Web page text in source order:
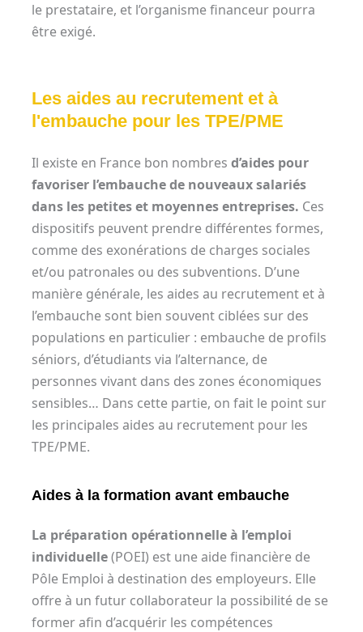
le prestataire, et l’organisme financeur pourra
être exigé.
Les aides au recrutement et à
l'embauche pour les TPE/PME
Il existe en France bon nombres d’aides pour
favoriser l’embauche de nouveaux salariés
dans les petites et moyennes entreprises. Ces
dispositifs peuvent prendre différentes formes,
comme des exonérations de charges sociales
et/ou patronales ou des subventions. D’une
manière générale, les aides au recrutement et à
l’embauche sont bien souvent ciblées sur des
populations en particulier : embauche de profils
séniors, d’étudiants via l’alternance, de
personnes vivant dans des zones économiques
sensibles… Dans cette partie, on fait le point sur
les principales aides au recrutement pour les
TPE/PME.
Aides à la formation avant embauche
La préparation opérationnelle à l’emploi
individuelle(POEI) est une aide financière de
Pôle Emploi à destination des employeurs. Elle
offre à un futur collaborateur la possibilité de se
former afin d’acquérir les compétences